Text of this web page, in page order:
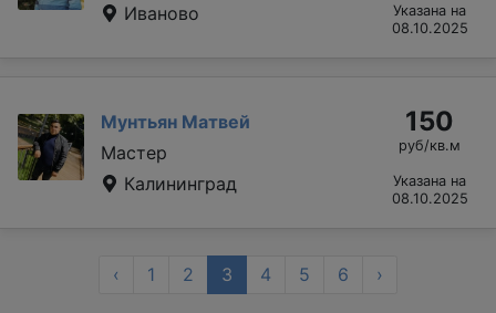
Иваново
Указана на
08.10.2025
Мунтьян Матвей
Мастер
Калининград
150
руб/кв.м
Указана на
08.10.2025
‹ 1 2 3 4 5 6 ›